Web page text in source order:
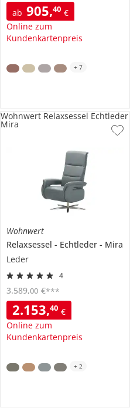
ab 905,40 €
Online zum
Kundenkartenpreis
+ 7
Wohnwert
Relaxsessel
Echtleder
Mira
Leder
4
2.153,40 €
Online zum
Kundenkartenpreis
3.589,00 €***
Wohnwert Relaxsessel Echtleder
Mira
+ 2